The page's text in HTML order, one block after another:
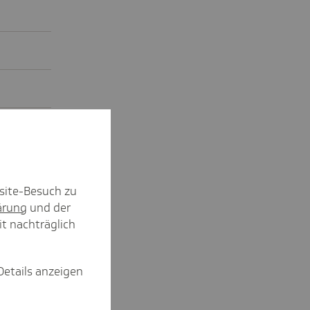
Besuch zu
und der
nachträglich
anzeigen